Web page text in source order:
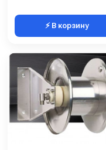
⚡ В корзину